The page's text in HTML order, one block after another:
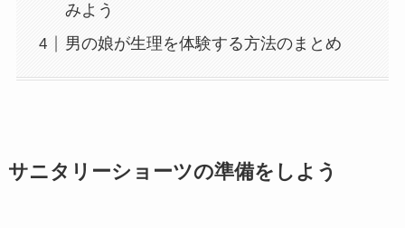
みよう
男の娘が生理を体験する方法のまとめ
サニタリーショーツの準備をしよう